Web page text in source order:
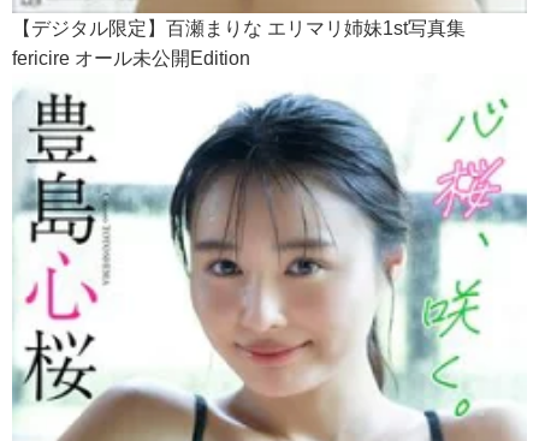
【デジタル限定】百瀬まりな エリマリ姉妹1st写真集
fericire オール未公開Edition